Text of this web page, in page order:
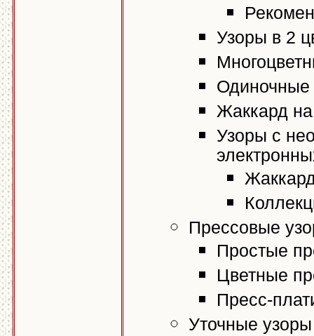
Узоры в 2
Одиночные
Жаккард
Узоры с
Прессовые
Простые
Цветные
Пресс-
Уточные узоры